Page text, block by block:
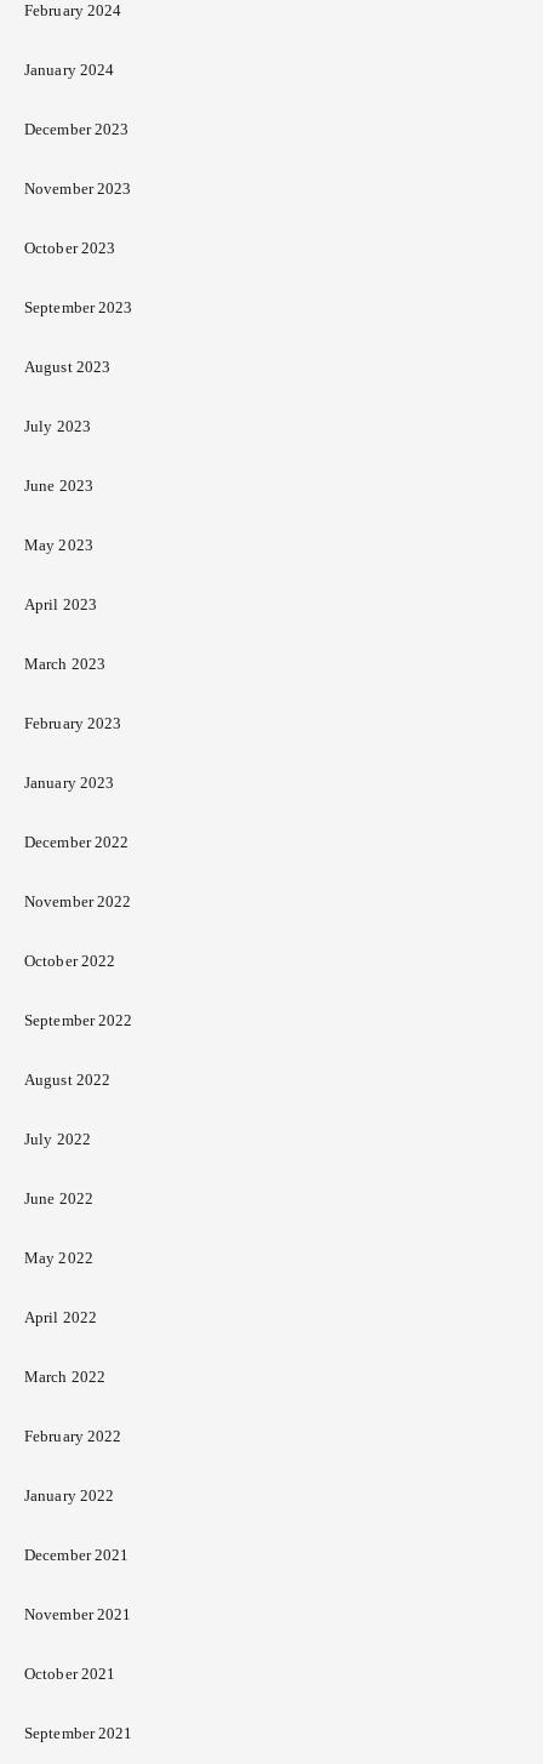
February 2024
January 2024
December 2023
November 2023
October 2023
September 2023
August 2023
July 2023
June 2023
May 2023
April 2023
March 2023
February 2023
January 2023
December 2022
November 2022
October 2022
September 2022
August 2022
July 2022
June 2022
May 2022
April 2022
March 2022
February 2022
January 2022
December 2021
November 2021
October 2021
September 2021